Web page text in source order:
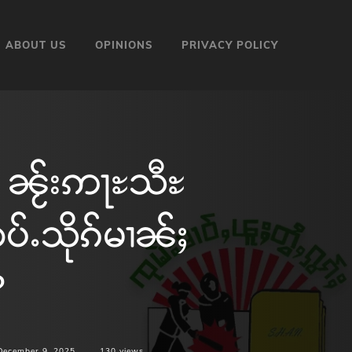
ABOUT US OPINIONS PRIVACY POLICY
ၼႂ်းဢႃႊသီႊ
သိုၵ်မၢၼ်ႈ